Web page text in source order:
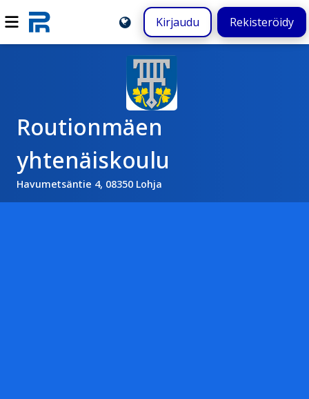
Kirjaudu Rekisteröidy
Routionmäen
yhtenäiskoulu
Havumetsäntie 4, 08350 Lohja